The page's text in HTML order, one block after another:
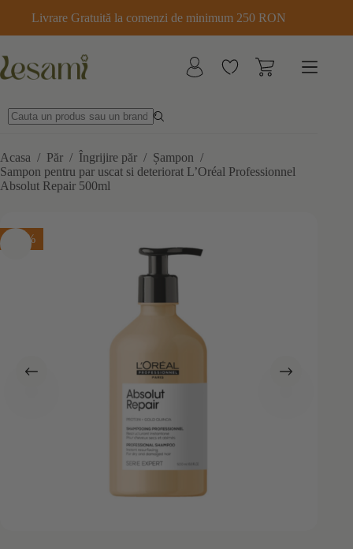
conținut
Livrare Gratuită la comenzi de minimum 250 RON
Acasa / Păr / Îngrijire păr / Șampon /
Sampon pentru par uscat si deteriorat L’Oréal Professionnel
Absolut Repair 500ml
-15%